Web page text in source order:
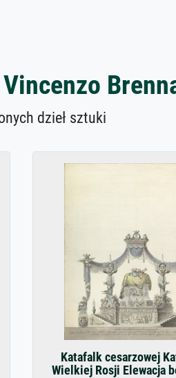
dzieł sztuki
Katafalk cesarzowej
Wielkiej Rosji Elewacja